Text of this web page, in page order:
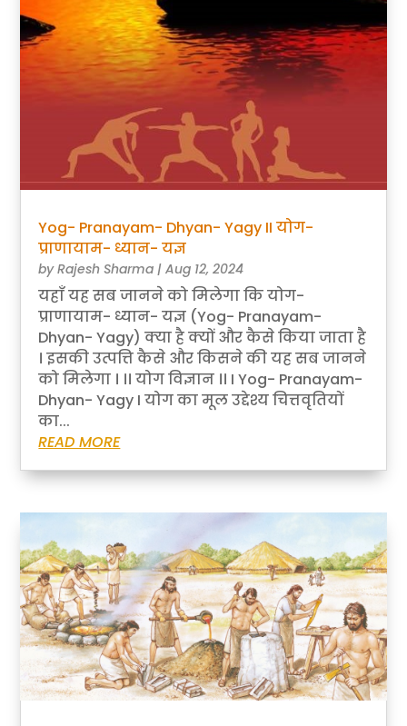
Yog- Pranayam- Dhyan- Yagy II योग-
प्राणायाम- ध्यान- यज्ञ
byRajesh Sharma |Aug 12, 2024
यहाँ यह सब जानने को मिलेगा कि योग-
प्राणायाम- ध्यान- यज्ञ (Yog- Pranayam-
Dhyan- Yagy) क्या है क्यों और कैसे किया जाता है
। इसकी उत्पत्ति कैसे और किसने की यह सब जानने
को मिलेगा । ।। योग विज्ञान ।। I Yog- Pranayam-
Dhyan- Yagy I योग का मूल उद्देश्य चित्तवृतियों
का...
READ MORE